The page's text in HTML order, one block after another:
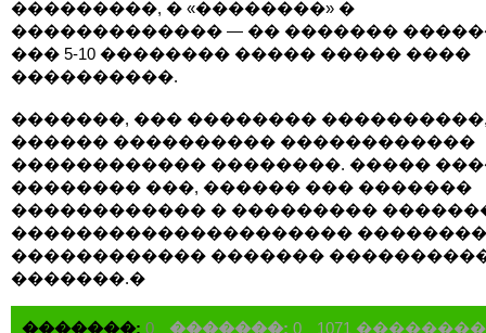
���������, � «��������» �
������������� — �� �������
��� 5-10 �������� ����� ����� ����
����������.
�������, ��� ��������
������ ���������� ������������
������������ ��������. �����
�������� ���, ������ ��� �������
������������ � ���������
���������������������
������������ �������
�������.�
�������: 0 �������: 0 1071 ��������